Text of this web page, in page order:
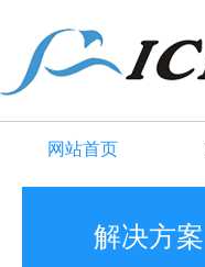
网站首页
解决方案